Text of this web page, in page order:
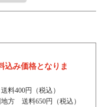
込み価格となりま
400円（税込）
方 送料650円（税込）